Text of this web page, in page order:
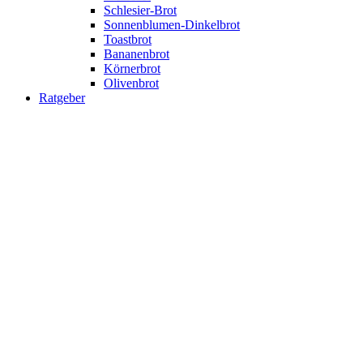
Schlesier-Brot
Sonnenblumen-Dinkelbrot
Toastbrot
Bananenbrot
Körnerbrot
Olivenbrot
Ratgeber